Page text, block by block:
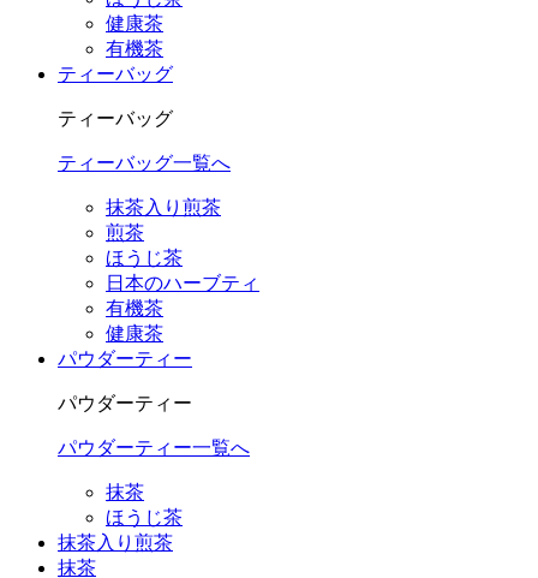
健康茶
有機茶
ティーバッグ
ティーバッグ
ティーバッグ一覧へ
抹茶入り煎茶
煎茶
ほうじ茶
日本のハーブティ
有機茶
健康茶
パウダーティー
パウダーティー
パウダーティー一覧へ
抹茶
ほうじ茶
抹茶入り煎茶
抹茶